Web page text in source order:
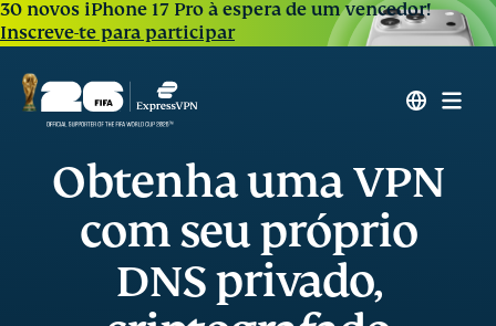
30 novos iPhone 17 Pro à espera de um vencedor!
Inscreve-te para participar
Obtenha uma VPN
com seu próprio
DNS privado,